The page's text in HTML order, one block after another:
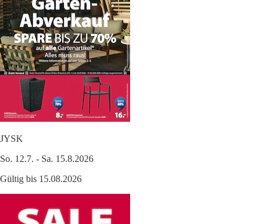
JYSK
So. 12.7. - Sa. 15.8.2026
Gültig bis 15.08.2026